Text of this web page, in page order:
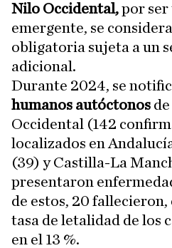
Nilo Occidental,por ser
emergente, se
obligatoria sujeta a un
adicional.
Durante 2024, se
humanos autóctonos
Occidental (142
localizados en
(39) y Castilla-La
presentaron
de estos, 20
tasa de letalidad de los
en el 13 %.